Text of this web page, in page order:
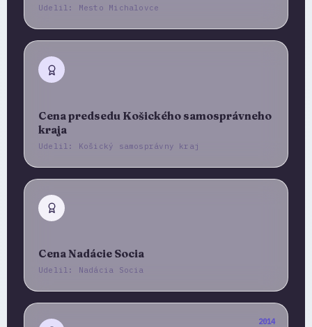
Udelil: Mesto Michalovce
Cena predsedu Košického samosprávneho
kraja
Udelil: Košický samosprávny kraj
Cena Nadácie Socia
Udelil: Nadácia Socia
2014